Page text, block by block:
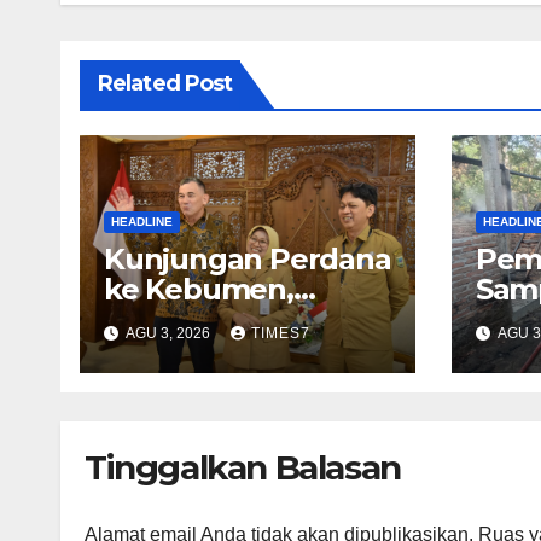
Related Post
HEADLINE
Kunjungan Perdana
ke Kebumen,
Konjen Australia
Jajaki Kerja Sama
Pariwisata hingga
AGU 3, 2026 TIMES7
di
AGU
Tinggalkan Balasan
Alamat email Anda tidak akan dipublikasikan. Ruas